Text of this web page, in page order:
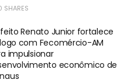
SHARES
Renato Junior fortalece
com Fecomércio-AM
impulsionar
econômico de